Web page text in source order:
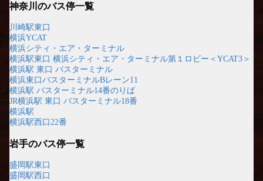
神奈川のバス停一覧
川崎駅東口
横浜YCAT
横浜シティ・エア・ターミナル
横浜駅東口 横浜シティ・エア・ターミナル第１ロビー＜YCAT3＞
横浜駅 東口 バスターミナル
横浜東口バスターミナルBレーン11
横浜駅 バスターミナル14番のりば
JR横浜駅 東口 バスターミナル18番
横浜駅
横浜駅西口22番
岩手のバス停一覧
盛岡駅東口
盛岡駅西口